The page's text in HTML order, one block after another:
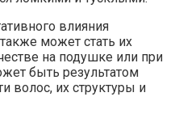
влияния
может стать их
на подушке или при
быть результатом
волос, их структуры и